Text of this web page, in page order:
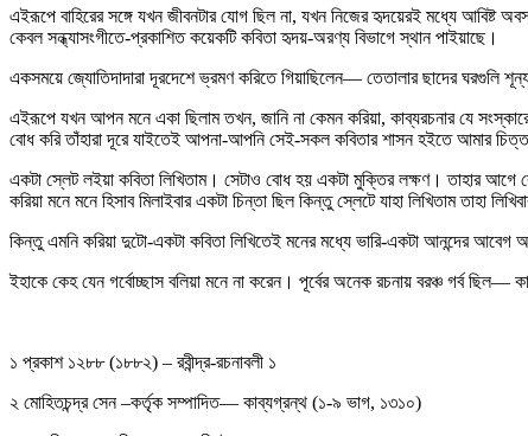
এইরূপে বাহিরের সঙ্গে যখন জীবনটার যোগ ছিল না, যখন নিজের হৃদয়েরই মধ্যে আবিষ্ট
কেবল সন্ধ্যাসংগীতে-প্রকাশিত কয়েকটি কবিতা হৃদয়-অরণ্য বিভাগে স্থান পাইয়াছে।
একসময়ে জ্যোতিদাদারা দূরদেশে ভ্রমণ করিতে গিয়াছিলেন— তেতালার ছাদের ঘরগুলি
এইরূপে যখন আপন মনে একা ছিলাম তখন, জানি না কেমন করিয়া, কাব্যরচনার যে সংস্কারের
বোধ করি তাঁহারা দূরে যাইতেই আপনা-আপনি সেই-সকল কবিতার শাসন হইতে আমার
একটা স্লেট লইয়া কবিতা লিখিতাম। সেটাও বোধ হয় একটা মুক্তির লক্ষণ। তাহার আগে
করিয়া মনে মনে হিসাব মিলাইবার একটা চিন্তা ছিল কিন্তু স্লেটে যাহা লিখিতাম তাহা
কিন্তু এমনি করিয়া দুটো-একটা কবিতা লিখিতেই মনের মধ্যে ভারি-একটা আনন্দের
ইহাকে কেহ যেন গর্বোচ্ছাস বলিয়া মনে না করেন। পূর্বের অনেক রচনায় বরঞ্চ গর্ব ছিল—
১ প্রকাশ ১২৮৮ (১৮৮২) – রবীন্দ্র-রচনাবলী ১
২ মোহিতচন্দ্র সেন –কর্তৃক সম্পাদিত— কাব্যগ্রন্থ (১-৯ ভাগ, ১৩১০)